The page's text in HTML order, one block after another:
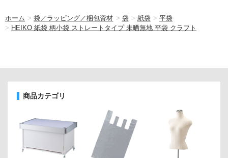
ホーム >袋／ラッピング／梱包資材 > 袋 > 紙袋 > 平袋
> HEIKO 紙袋 柄小袋 ストレートタイプ 未晒無地 平袋 クラフト
商品カテゴリ